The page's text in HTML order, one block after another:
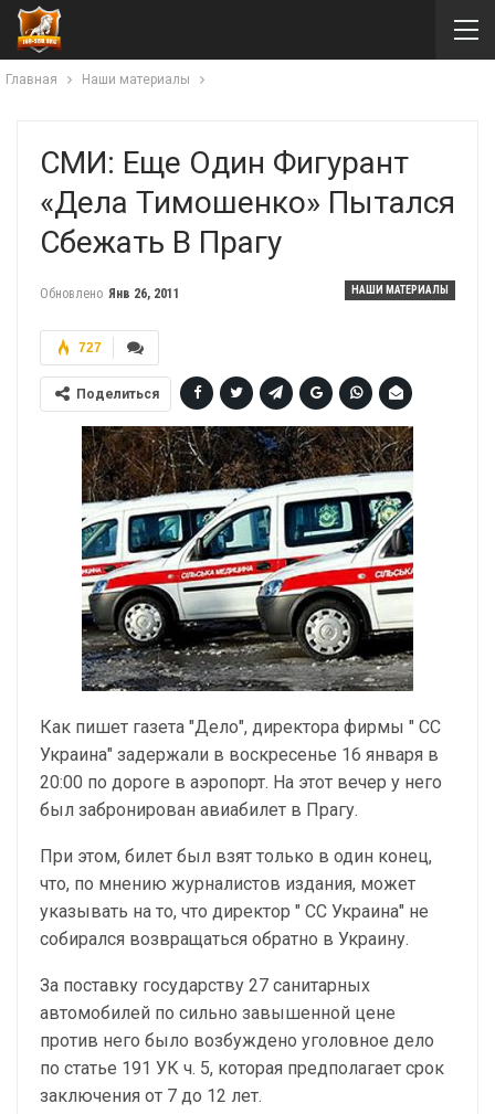
Главная Наши материалы
СМИ: Еще Один Фигурант
«дела Тимошенко» Пытался
Сбежать В Прагу
НАШИ МАТЕРИАЛЫ
Обновлено Янв 26, 2011
727
Поделиться
Как пишет газета "Дело", директора фирмы " СС
Украина" задержали в воскресенье 16 января в
20:00 по дороге в аэропорт. На этот вечер у него
был забронирован авиабилет в Прагу.
При этом, билет был взят только в один конец,
что, по мнению журналистов издания, может
указывать на то, что директор " СС Украина" не
собирался возвращаться обратно в Украину.
За поставку государству 27 санитарных
автомобилей по сильно завышенной цене
против него было возбуждено уголовное дело
по статье 191 УК ч. 5, которая предполагает срок
заключения от 7 до 12 лет.